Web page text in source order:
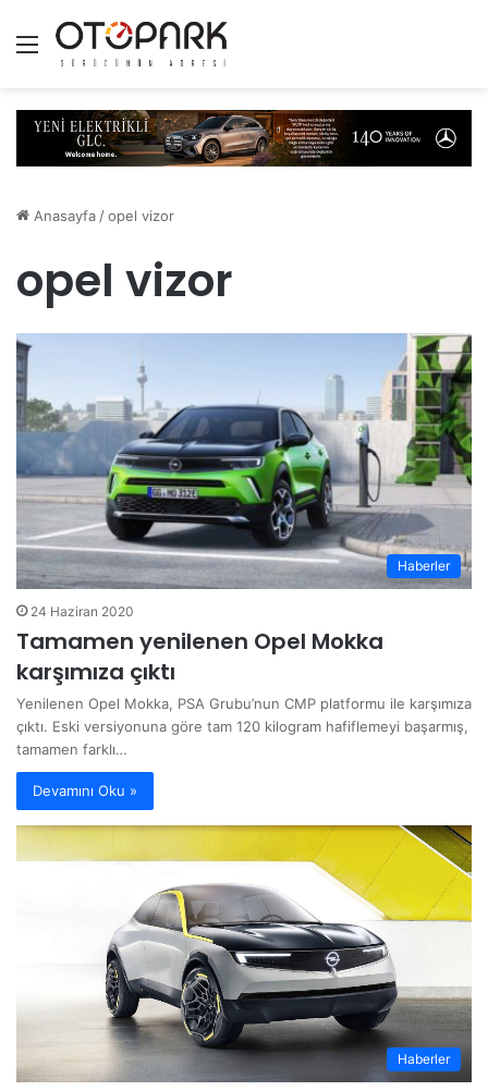
Menü
Anasayfa /opel vizor
opel vizor
Haberler
24 Haziran 2020
Tamamen yenilenen Opel Mokka
karşımıza çıktı
Yenilenen Opel Mokka, PSA Grubu’nun CMP platformu ile karşımıza
çıktı. Eski versiyonuna göre tam 120 kilogram hafiflemeyi başarmış,
tamamen farklı…
Devamını Oku »
Haberler